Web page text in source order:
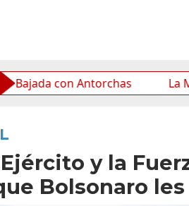
Antorchas La
y la
Bolsonaro